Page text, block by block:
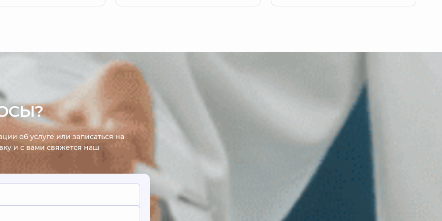
правильные
об услуге или записаться на
и с вами свяжется наш